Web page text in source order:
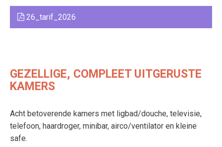
26_tarif_2026
GEZELLIGE, COMPLEET UITGERUSTE
KAMERS
Acht betoverende kamers met ligbad/douche, televisie,
telefoon, haardroger, minibar, airco/ventilator en kleine
safe.